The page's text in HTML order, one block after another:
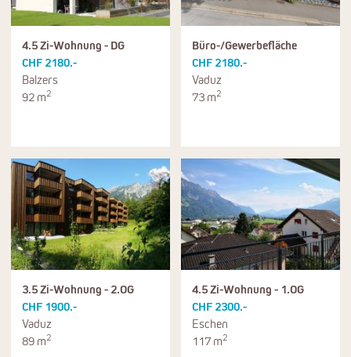
4.5 Zi-Wohnung - DG
CHF 2180.-
Balzers
92 m2
Büro-/Gewerbefläche
CHF 2180.-
Vaduz
73 m2
3.5 Zi-Wohnung - 2.OG
CHF 1900.-
Vaduz
89 m2
4.5 Zi-Wohnung - 1.OG
CHF 2300.-
Eschen
117 m2